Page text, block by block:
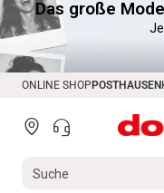
springen
Das große
ONLINE SHOP POSTHAUSEN